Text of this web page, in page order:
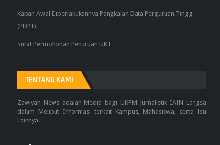
Kapan Awal Diberlakukannya Pangkalan Data Perguruan Tinggi
(PDPT)
Surat Permohonan Penuruan UKT
TENTANG KAMI
Zawiyah News adalah Media bagi UKPM Jurnalistik IAIN Langsa
dalam Meliput Informasi terkait Kampus, Mahasiswa, serta Isu
Lainnya.